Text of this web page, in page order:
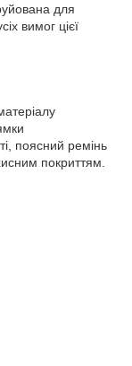
для
вимог цієї
поясний ремінь
покриттям.